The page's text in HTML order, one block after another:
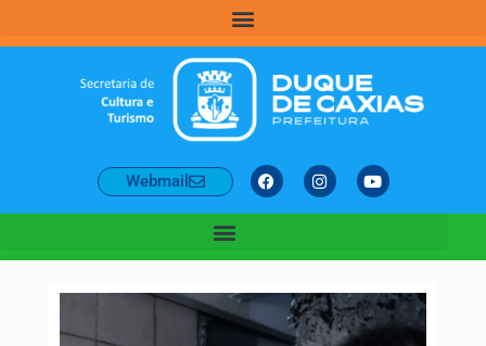
Webmail